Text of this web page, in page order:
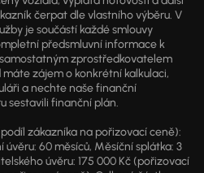
čerpat dle vlastního výběru. V
je součástí každé smlouvy
předsmluvní informace k
samostatným zprostředkovatelem
zájem o konkrétní kalkulaci,
a nechte naše finanční
sestavili finanční plán.
zákazníka na pořizovací ceně):
úvěru: 60 měsíců, Měsíční splátka: 3
úvěru: 175 000 Kč (pořizovací